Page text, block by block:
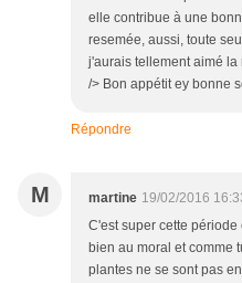
elle contribue à une
resemée, aussi, toute
j'aurais tellement aimé la
/> Bon appétit ey bonne
Répondre
M martine 19/02/2016
C'est super cette
bien au moral et comme
plantes ne se sont pas